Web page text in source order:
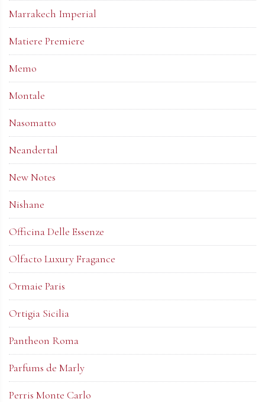
Marrakech Imperial
Matiere Premiere
Memo
Montale
Nasomatto
Neandertal
New Notes
Nishane
Officina Delle Essenze
Olfacto Luxury Fragance
Ormaie Paris
Ortigia Sicilia
Pantheon Roma
Parfums de Marly
Perris Monte Carlo